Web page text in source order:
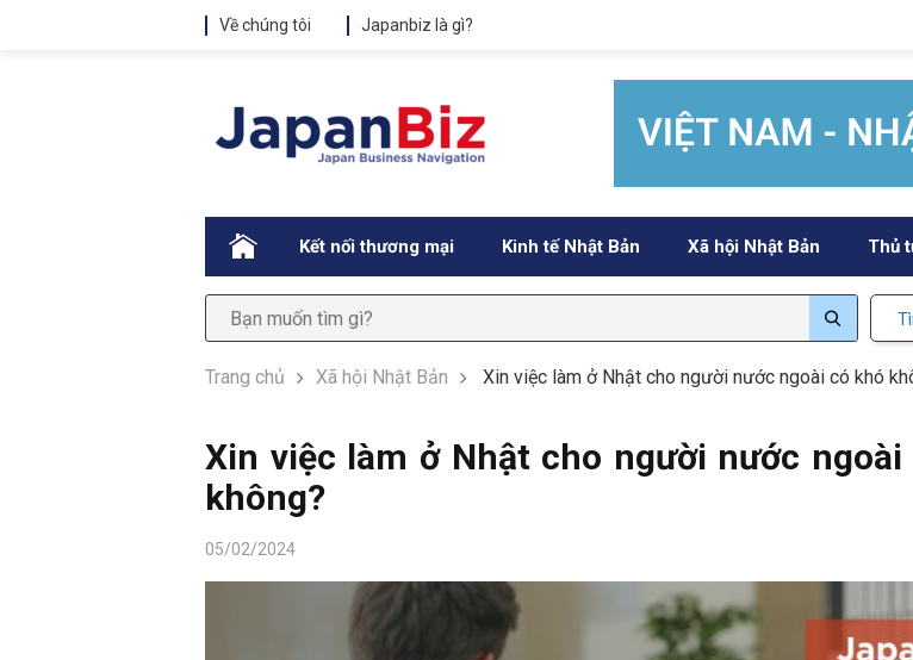
Về chúng tôi Japanbiz là gì?
. Kết nối thương mại Kinh tế Nhật Bản Xã hội Nhật Bản Thủ
Trang chủ Xã hội Nhật Bản Xin việc làm ở Nhật cho người nước ngoài có khó
Xin việc làm ở Nhật cho người nước ngoài
không?
05/02/2024